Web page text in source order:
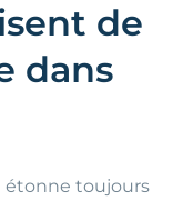
de
dans
étonne toujours